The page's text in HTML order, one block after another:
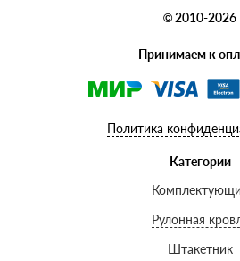
© 2010-2026
Принимаем к
Политика
Категории
Рулонная
Штакетник